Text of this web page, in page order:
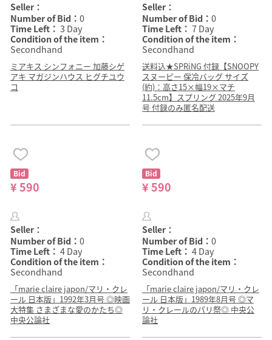
Seller：
Number of Bid： 0
Time Left： 3 Day
Condition of the item：
Secondhand
ミアキス シンフォニー 加藤シゲ
アキ マガジンハウス ヒグチユウ
コ
Seller：
Number of Bid： 0
Time Left： 7 Day
Condition of the item：
Secondhand
送料込★SPRiNG 付録【SNOOPY
スヌーピー 保冷バッグ サイズ
(約)：高さ15×幅19×マチ
11.5cm】スプリング 2025年9月
号 付録のみ匿名配送
Bid
¥ 590
Seller：
Number of Bid： 0
Time Left： 4 Day
Condition of the item：
Secondhand
「marie claire japon/マリ・クレ
ール 日本版」1992年3月号 ◎映画
大特集 さまざまな愛のかたち◎
中央公論社
Bid
¥ 590
Seller：
Number of Bid： 0
Time Left： 4 Day
Condition of the item：
Secondhand
「marie claire japon/マリ・クレ
ール 日本版」1989年8月号 ◎マ
リ・クレールのパリ祭◎ 中央公
論社